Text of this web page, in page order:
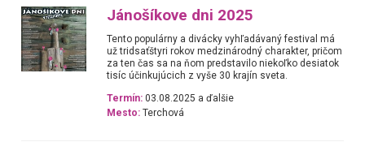
Jánošíkove dni 2025
Tento populárny a divácky vyhľadávaný festival má
už tridsaťštyri rokov medzinárodný charakter, pričom
za ten čas sa na ňom predstavilo niekoľko desiatok
tisíc účinkujúcich z vyše 30 krajín sveta.
Termín: 03.08.2025 a ďalšie
Mesto: Terchová